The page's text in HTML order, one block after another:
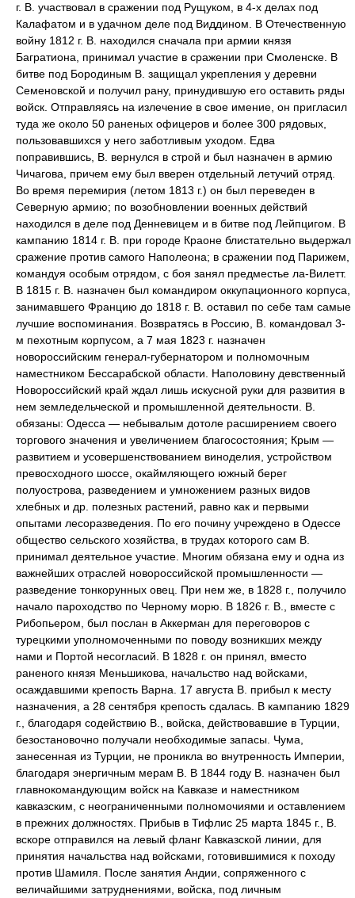
г. В. участвовал в сражении под Рущуком, в 4-х делах под
Калафатом и в удачном деле под Виддином. В Отечественную
войну 1812 г. В. находился сначала при армии князя
Багратиона, принимал участие в сражении при Смоленске. В
битве под Бородиным В. защищал укрепления у деревни
Семеновской и получил рану, принудившую его оставить ряды
войск. Отправляясь на излечение в свое имение, он пригласил
туда же около 50 раненых офицеров и более 300 рядовых,
пользовавшихся у него заботливым уходом. Едва
поправившись, В. вернулся в строй и был назначен в армию
Чичагова, причем ему был вверен отдельный летучий отряд.
Во время перемирия (летом 1813 г.) он был переведен в
Северную армию; по возобновлении военных действий
находился в деле под Денневицем и в битве под Лейпцигом. В
кампанию 1814 г. В. при городе Краоне блистательно выдержал
сражение против самого Наполеона; в сражении под Парижем,
командуя особым отрядом, с боя занял предместье ла-Вилетт.
В 1815 г. В. назначен был командиром оккупационного корпуса,
занимавшего Францию до 1818 г. В. оставил по себе там самые
лучшие воспоминания. Возвратясь в Россию, В. командовал 3-
м пехотным корпусом, а 7 мая 1823 г. назначен
новороссийским генерал-губернатором и полномочным
наместником Бессарабской области. Наполовину девственный
Новороссийский край ждал лишь искусной руки для развития в
нем земледельческой и промышленной деятельности. В.
обязаны: Одесса — небывалым дотоле расширением своего
торгового значения и увеличением благосостояния; Крым —
развитием и усовершенствованием виноделия, устройством
превосходного шоссе, окаймляющего южный берег
полуострова, разведением и умножением разных видов
хлебных и др. полезных растений, равно как и первыми
опытами лесоразведения. По его почину учреждено в Одессе
общество сельского хозяйства, в трудах которого сам В.
принимал деятельное участие. Многим обязана ему и одна из
важнейших отраслей новороссийской промышленности —
разведение тонкорунных овец. При нем же, в 1828 г., получило
начало пароходство по Черному морю. В 1826 г. В., вместе с
Рибопьером, был послан в Аккерман для переговоров с
турецкими уполномоченными по поводу возникших между
нами и Портой несогласий. В 1828 г. он принял, вместо
раненого князя Меньшикова, начальство над войсками,
осаждавшими крепость Варна. 17 августа В. прибыл к месту
назначения, а 28 сентября крепость сдалась. В кампанию 1829
г., благодаря содействию В., войска, действовавшие в Турции,
безостановочно получали необходимые запасы. Чума,
занесенная из Турции, не проникла во внутренность Империи,
благодаря энергичным мерам В. В 1844 году В. назначен был
главнокомандующим войск на Кавказе и наместником
кавказским, с неограниченными полномочиями и оставлением
в прежних должностях. Прибыв в Тифлис 25 марта 1845 г., В.
вскоре отправился на левый фланг Кавказской линии, для
принятия начальства над войсками, готовившимися к походу
против Шамиля. После занятия Андии, сопряженного с
величайшими затруднениями, войска, под личным